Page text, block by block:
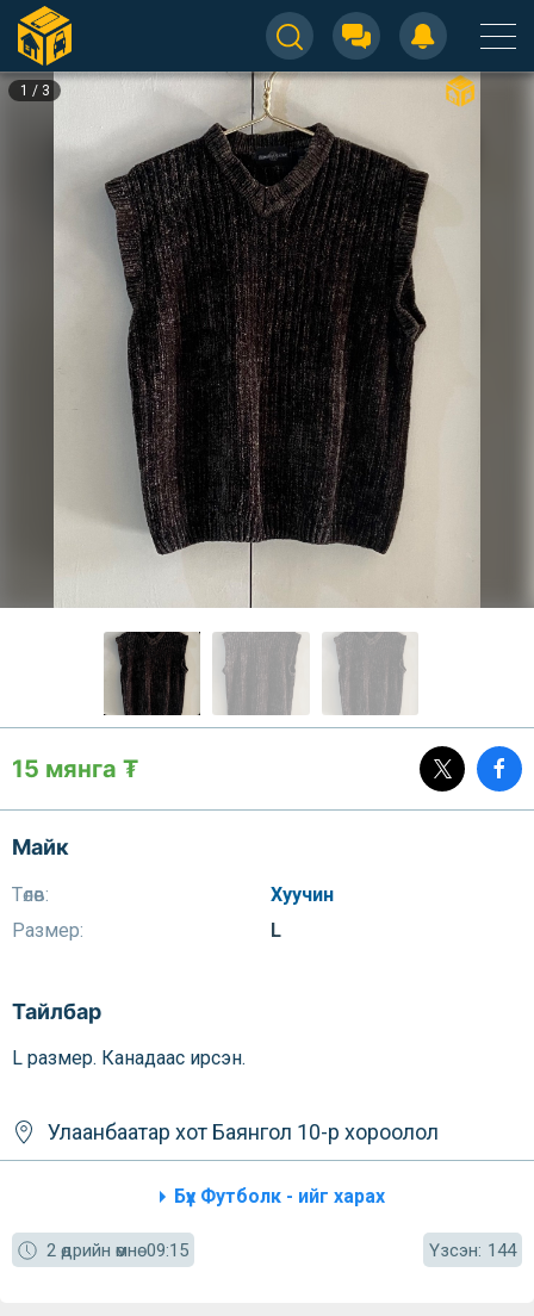
1 / 3
15 мянга ₮
Майк
Төлөв:
Хуучин
Размер:
L
Тайлбар
L размер. Канадаас ирсэн.
Улаанбаатар хот Баянгол 10-р хороолол
Бүх Футболк - ийг харах
2 өдрийн өмнө 09:15 Үзсэн: 144